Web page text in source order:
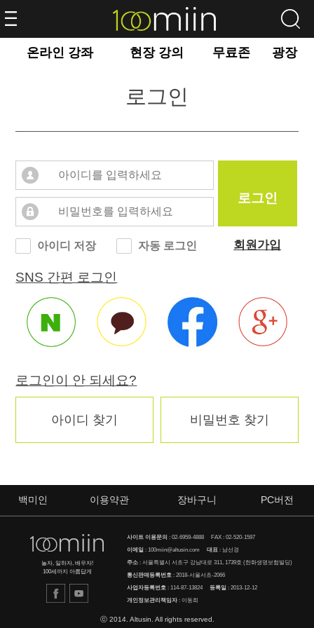
온라인 강좌 현장 강의 무료존 광장
로그인
로그인
아이디 저장 자동 로그인 회원가입
SNS 간편 로그인
로그인이 안 되세요?
아이디 찾기 비밀번호 찾기
백미인 이용약관 장바구니 PC버전
놀자, 일하자, 배우자!
100세까지 아름답게
사이트 이용문의 :02-6959-4888 FAX : 02-520-1597
이메일 :100miin@altusin.com 대표 : 남선경
주소 : 서울특별시 서초구 강남대로 311, 1739호 (한화생명보험빌딩)
통신판매등록번호 : 2018-서울서초-2066
사업자등록번호 : 114-87-13824등록일 : 2013-12-12
개인정보관리책임자 : 이동희
ⓒ 2014. Altusin. All rights reserved.